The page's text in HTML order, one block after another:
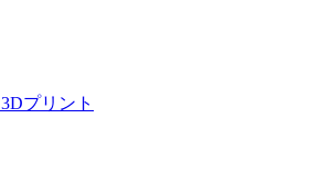
3Dプリント